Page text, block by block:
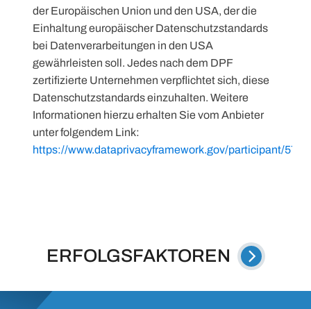
der Europäischen Union und den USA, der die
Einhaltung europäischer Datenschutzstandards
bei Datenverarbeitungen in den USA
gewährleisten soll. Jedes nach dem DPF
zertifizierte Unternehmen verpflichtet sich, diese
Datenschutzstandards einzuhalten. Weitere
Informationen hierzu erhalten Sie vom Anbieter
unter folgendem Link:
https://www.dataprivacyframework.gov/participant/5780
ERFOLGSFAKTOREN